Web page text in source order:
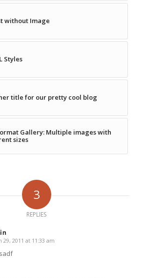
without Image
Styles
title for our pretty cool blog
Gallery: Multiple images with
sizes
3
REPLIES
29, 2011 at 11:33 am